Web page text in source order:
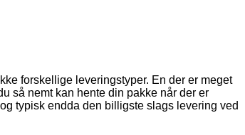
forskellige leveringstyper. En der er meget
så nemt kan hente din pakke når der er
typisk endda den billigste slags levering ved